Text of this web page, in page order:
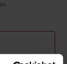
kufrov